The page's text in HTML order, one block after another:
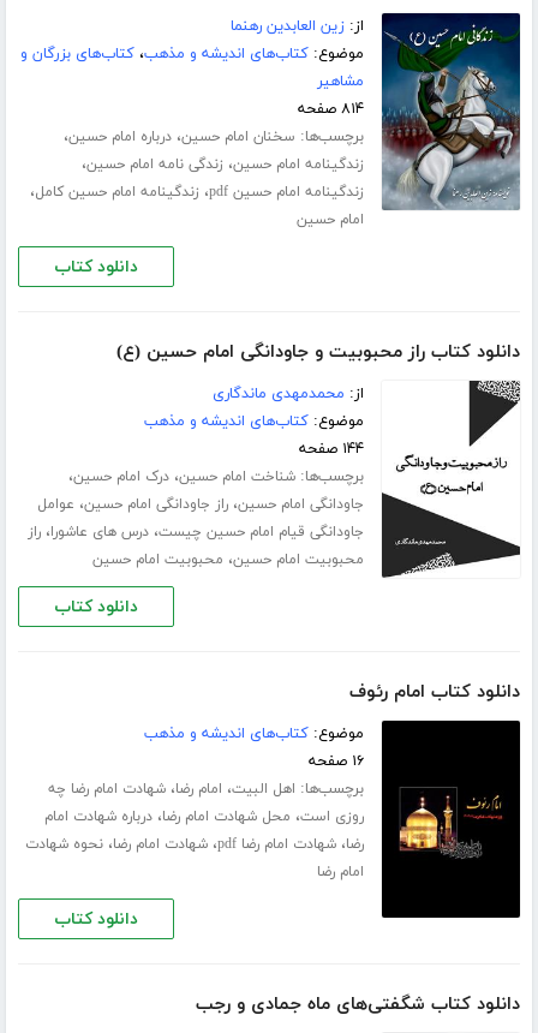
از:زین العابدین رهنما
موضوع:کتاب‌های اندیشه و مذهب،کتاب‌های بزرگان و
مشاهیر
۸۱۴ صفحه
برچسب‌ها: سخنان امام حسین،درباره امام حسین،
زندگینامه امام حسین، زندگی نامه امام حسین،
زندگینامه امام حسین pdf ، زندگینامه امام حسین کامل،
امام حسین
دانلود کتاب
دانلود کتاب راز محبوبیت و جاودانگی امام حسین (ع)
از: محمدمهدی ماندگاری
موضوع:کتاب‌های اندیشه و مذهب
۱۴۴ صفحه
برچسب‌ها:شناخت امام حسین،درک امام حسین،
جاودانگی امام حسین،راز جاودانگی امام حسین، عوامل
جاودانگی قیام امام حسین چیست،درس های عاشورا،راز
محبوبیت امام حسین، محبوبیت امام حسین
دانلود کتاب
دانلود کتاب امام رئوف
موضوع:کتاب‌های اندیشه و مذهب
۱۶ صفحه
برچسب‌ها: اهل البیت، امام رضا،شهادت امام رضا چه
روزی است، محل شهادت امام رضا،درباره شهادت امام
رضا،شهادت امام رضا pdf ،شهادت امام رضا،نحوه شهادت
امام رضا
دانلود کتاب
دانلود کتاب شگفتی‌های ماه جمادی و رجب